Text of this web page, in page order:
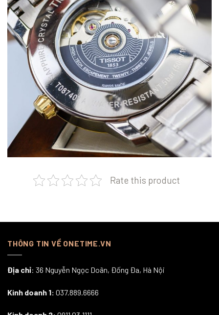
Rate this product
THÔNG TIN VỀ ONETIME.VN
Địa chỉ: 36 Nguyễn Ngọc Doãn, Đống Đa, Hà Nội
Kinh doanh 1: 037.889.6666